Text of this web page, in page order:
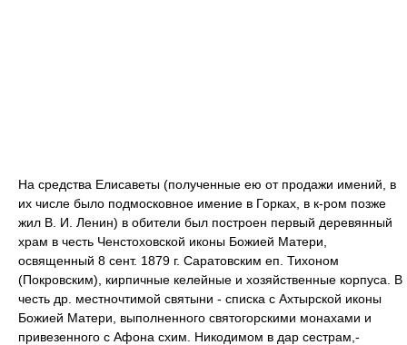
На средства Елисаветы (полученные ею от продажи имений, в
их числе было подмосковное имение в Горках, в к-ром позже
жил В. И. Ленин) в обители был построен первый деревянный
храм в честь Ченстоховской иконы Божией Матери,
освященный 8 сент. 1879 г. Саратовским еп. Тихоном
(Покровским), кирпичные келейные и хозяйственные корпуса. В
честь др. местночтимой святыни - списка с Ахтырской иконы
Божией Матери, выполненного святогорскими монахами и
привезенного с Афона схим. Никодимом в дар сестрам,-